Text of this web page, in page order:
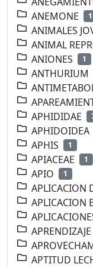
ANEMONE 1
ANIMALES
ANIMAL
ANIONES 1
ANTHURIUM
APHIDIDAE
APHIDOIDEA
APHIS 1
APIACEAE 1
APIO 1
APLICACION
APLICACION
APRENDIZAJE
APTITUD